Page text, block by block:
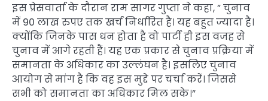
इस प्रेसवार्ता के दौरान राम सागर गुप्ता ने कहा, ” चुनाव
में 90 लाख रुपए तक खर्च निर्धारित है। यह बहुत ज्यादा है।
क्योंकि जिनके पास धन होता है वो पार्टी ही इस वजह से
चुनाव में आगे रहती हैं। यह एक प्रकार से चुनाव प्रक्रिया में
समानता के अधिकार का उल्लंघन है। इसलिए चुनाव
आयोग से मांग है कि वह इस मुद्दे पर चर्चा करें। जिससे
सभी को समानता का अधिकार मिल सके।”